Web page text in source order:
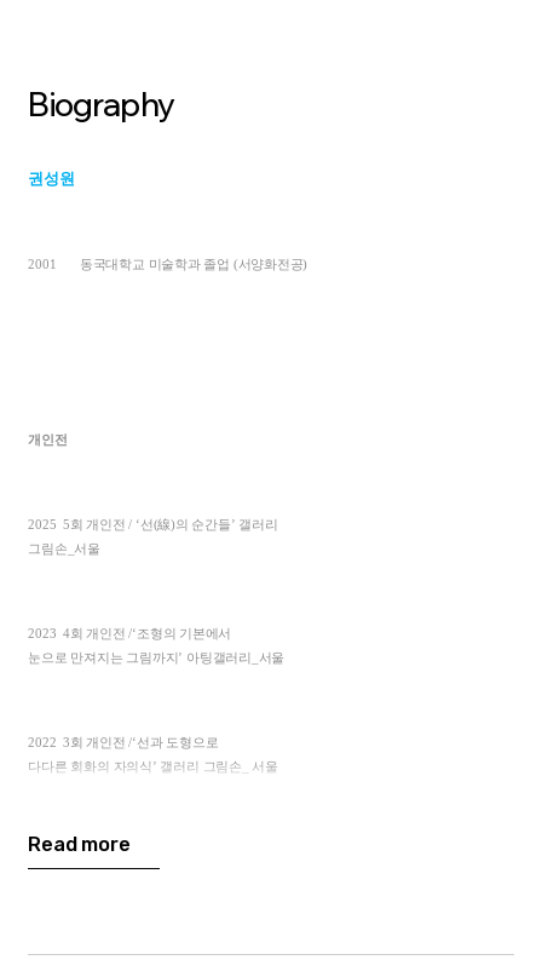
Biography
권성원
2001 동국대학교 미술학과 졸업 (서양화전공)
개인전
2025 5회 개인전 / ‘선 (線)의 순간들’ 갤러리
그림손
서울
2023 4회 개인전 /‘조형의 기본에서
눈으로 만져지는 그림까지 ’ 아팅갤러리 서울
2022 3회 개인전 /‘선과 도형으로
다다른 회화의 자의식 ’ 갤러리 그림손 서울
2021 ‘Unstable Balance’
Read more